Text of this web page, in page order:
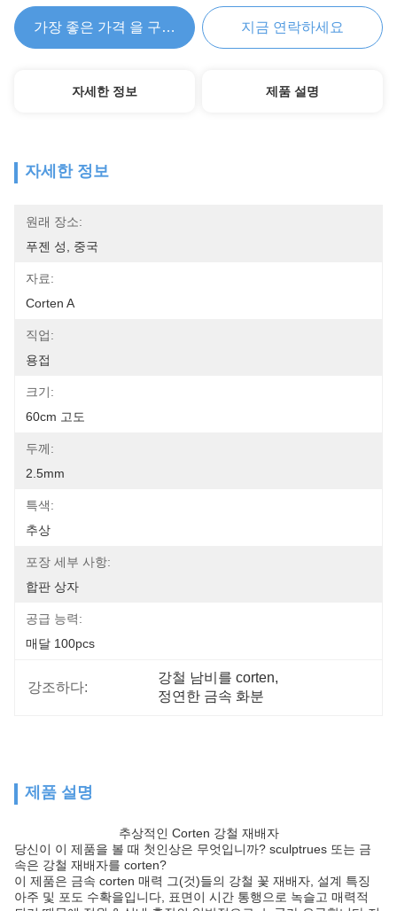
가장 좋은 가격 을 구하라 지금 연락하세요
자세한 정보 제품 설명
자세한 정보
원래 장소:
푸젠 성, 중국
자료:
Corten A
직업:
용접
크기:
60cm 고도
두께:
2.5mm
특색:
추상
포장 세부 사항:
합판 상자
공급 능력:
매달 100pcs
강조하다:
강철 남비를 corten,
정연한 금속 화분
제품 설명
추상적인 Corten 강철 재배자
당신이 이 제품을 볼 때 첫인상은 무엇입니까? sculptrues 또는 금
속은 강철 재배자를 corten?
이 제품은 금속 corten 매력 그(것)들의 강철 꽃 재배자, 설계 특징
아주 및 포도 수확을입니다, 표면이 시간 통행으로 녹슬고 매력적